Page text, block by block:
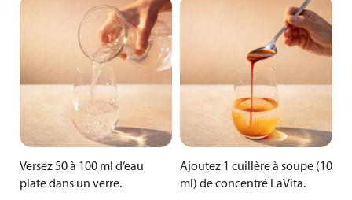
Versez 50 à 100 ml d’eau
plate dans un verre.
Ajoutez 1 cuillère à soupe (10
ml) de concentré LaVita.